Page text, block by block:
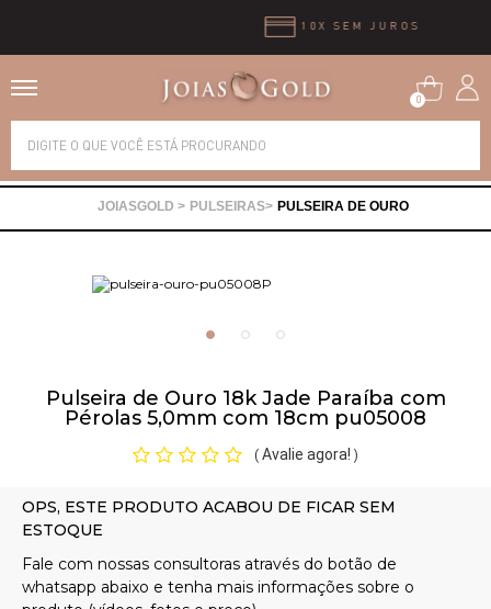
10X SEM JUROS
0
PULSEIRAS PULSEIRA DE OURO
Pulseira de Ouro 18k Jade Paraíba com
Pérolas 5,0mm com 18cm pu05008
( Avalie agora! )
Alianças
Brincos
Gargantilhas